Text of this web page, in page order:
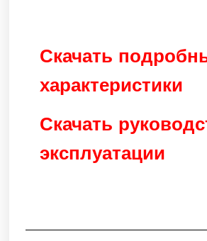
Скачать
характеристики
Скачать
эксплуатации